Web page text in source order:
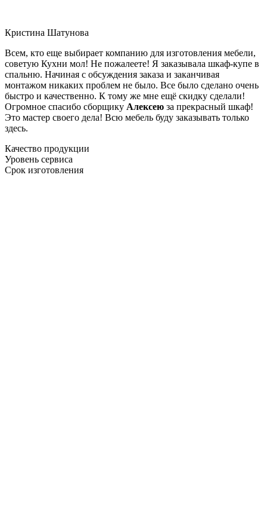
Кристина Шатунова
Всем, кто еще выбирает компанию для изготовления мебели,
советую Кухни мол! Не пожалеете! Я заказывала шкаф-купе в
спальню. Начиная с обсуждения заказа и заканчивая
монтажом никаких проблем не было. Все было сделано очень
быстро и качественно. К тому же мне ещё скидку сделали!
Огромное спасибо сборщику Алексею за прекрасный шкаф!
Это мастер своего дела! Всю мебель буду заказывать только
здесь.
Качество продукции
Уровень сервиса
Срок изготовления